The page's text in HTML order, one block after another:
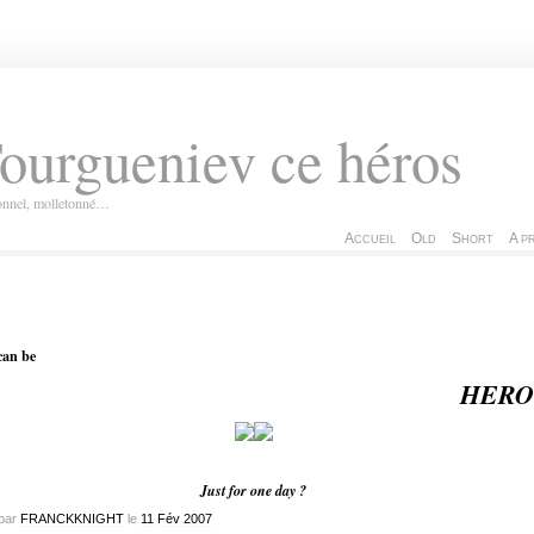
ce héros
molletonné…
Accueil Old Short A
be
HERO
Just for one day ?
FRANCKKNIGHTle 11 Fév 2007